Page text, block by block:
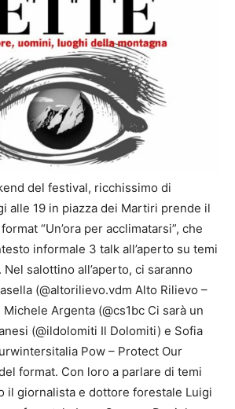
del festival, ricchissimo di
alle 19 in piazza dei Martiri prende il
“Un’ora per acclimatarsi”, che
informale 3 talk all’aperto su temi
salottino all’aperto, ci saranno
(@altorilievo.vdm Alto Rilievo –
Argenta (@cs1bc Ci sarà un
(@ildolomiti Il Dolomiti) e Sofia
Pow – Protect Our
format. Con loro a parlare di temi
il giornalista e dottore forestale Luigi